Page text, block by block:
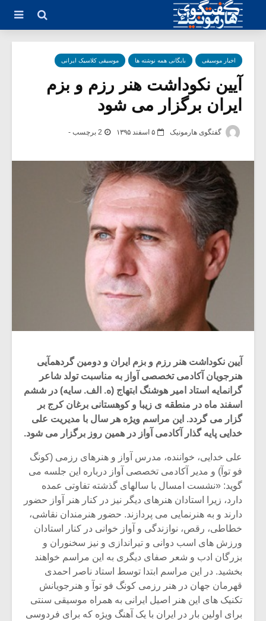
اخبار موسیقی بایگانی همه نوشته ها موسیقی کلاسیک ایرانی
آیین نکوداشت هنر رزم و بزم
ایران برگزار می شود
گفتگوی هارمونیک ۵ اسفند ۱۳۹۵ 2 برچسب -
آیین نکوداشت هنر رزم و بزم ایران و دومین گردهمآیی
هنرجویان آکادمی تخصصی آواز به مناسبت تولد شاعر
گرانمایه استاد امیر هوشنگ ابتهاج (ه. الف. سایه) در ششم
اسفند ماه در منطقه ی زیبا و کوهستانی برغان کرج بر
گزار می گردد. این مراسم ویژه هر سال با مدیریت علی
خدایی پایه گذار آکادمی آواز در همین روز برگزار می شود.
علی خدایی، خواننده، مدرس آواز و هنرهای رزمی (کونگ
فو توآ) و مدیر آکادمی تخصصی آواز درباره این جلسه می
گوید: «نشست امسال با سالهای گذشته تفاوتی عمده
دارد، زیرا استادان هنرهای دیگر نیز در کنار هنر آواز حضور
دارند و به هنرنمایی می پردازند. حضور هنرمندان نقاشی،
خطاطی، رقص، نوازندگی و آواز خوانی در کنار استادان
ورزش های اسب دوانی و تیراندازی و نیز سخنوران و
بزرگان ادب و شعر صفای دیگری به این مراسم خواهند
بخشید. در این مراسم ابتدا توسط استاد ناصر احمدی
قهرمان جهان در هنر رزمی کونگ فو توآ و هنرجویانش
تکنیک های این هنر اصیل ایرانی به همراه موسیقی سنتی
برای اولین بار در ایران با یک آهنگ ویژه که برای فردوسی